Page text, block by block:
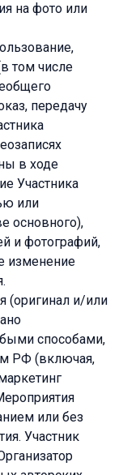
на фото или
том числе
передачу
в ходе
Участника
или
основного),
и фотографий,
изменение
(оригинал и/или
способами,
РФ (включая,
или без
Участник